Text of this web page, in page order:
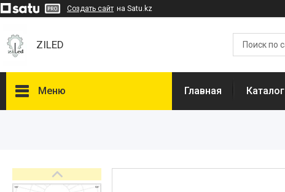
Создать сайт на Satu.kz
ZILED
Меню
ФАРЛАЙТ
Главная Каталог